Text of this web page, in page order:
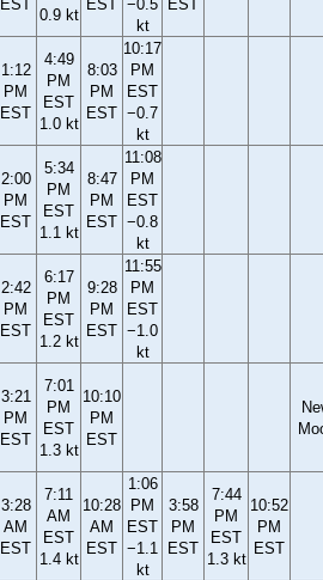
EST
0.9 kt
EST −0.5
kt
EST
1:12
PM
EST
4:49
PM
EST
1.0 kt
8:03
PM
EST
10:17
PM
EST
−0.7
kt
2:00
PM
EST
5:34
PM
EST
1.1 kt
8:47
PM
EST
11:08
PM
EST
−0.8
kt
2:42
PM
EST
6:17
PM
EST
1.2 kt
9:28
PM
EST
11:55
PM
EST
−1.0
kt
3:21
PM
EST
7:01
PM
EST
1.3 kt
10:10
PM
EST
3:28
AM
EST
7:11
AM
EST
1.4 kt
10:28
AM
EST
1:06
PM
EST
−1.1
kt
3:58
PM
EST
7:44
PM
EST
1.3 kt
10:52
PM
EST